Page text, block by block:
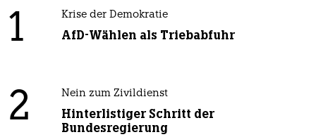
1 Krise der Demokratie
AfD-Wählen als Triebabfuhr
2 Nein zum Zivildienst
Hinterlistiger Schritt der
Bundesregierung